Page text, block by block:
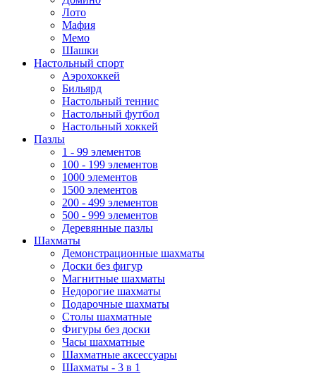
Лото
Мафия
Мемо
Шашки
Настольный спорт
Аэрохоккей
Бильярд
Настольный теннис
Настольный футбол
Настольный хоккей
Пазлы
1 - 99 элементов
100 - 199 элементов
1000 элементов
1500 элементов
200 - 499 элементов
500 - 999 элементов
Деревянные пазлы
Шахматы
Демонстрационные шахматы
Доски без фигур
Магнитные шахматы
Недорогие шахматы
Подарочные шахматы
Столы шахматные
Фигуры без доски
Часы шахматные
Шахматные аксессуары
Шахматы - 3 в 1